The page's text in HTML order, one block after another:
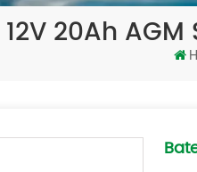
20Ah AGM